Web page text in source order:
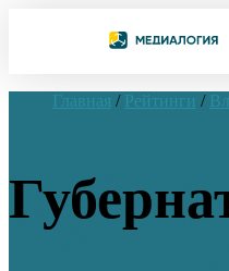
Главная / Рейтинги /